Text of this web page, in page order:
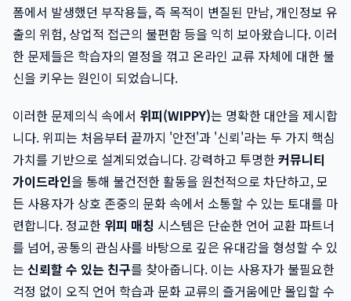
폼에서 발생했던 부작용들, 즉 목적이 변질된 만남, 개인정보 유
출의 위험, 상업적 접근의 불편함 등을 익히 보아왔습니다. 이러
한 문제들은 학습자의 열정을 꺾고 온라인 교류 자체에 대한 불
신을 키우는 원인이 되었습니다.
이러한 문제의식 속에서 위피(WIPPY)는 명확한 대안을 제시합
니다. 위피는 처음부터 끝까지 '안전'과 '신뢰'라는 두 가지 핵심
가치를 기반으로 설계되었습니다. 강력하고 투명한커뮤니티
가이드라인을 통해 불건전한 활동을 원천적으로 차단하고, 모
든 사용자가 상호 존중의 문화 속에서 소통할 수 있는 토대를 마
련합니다. 정교한 위피 매칭 시스템은 단순한 언어 교환 파트너
를 넘어, 공통의 관심사를 바탕으로 깊은 유대감을 형성할 수 있
는 신뢰할 수 있는 친구를 찾아줍니다. 이는 사용자가 불필요한
걱정 없이 오직 언어 학습과 문화 교류의 즐거움에만 몰입할 수